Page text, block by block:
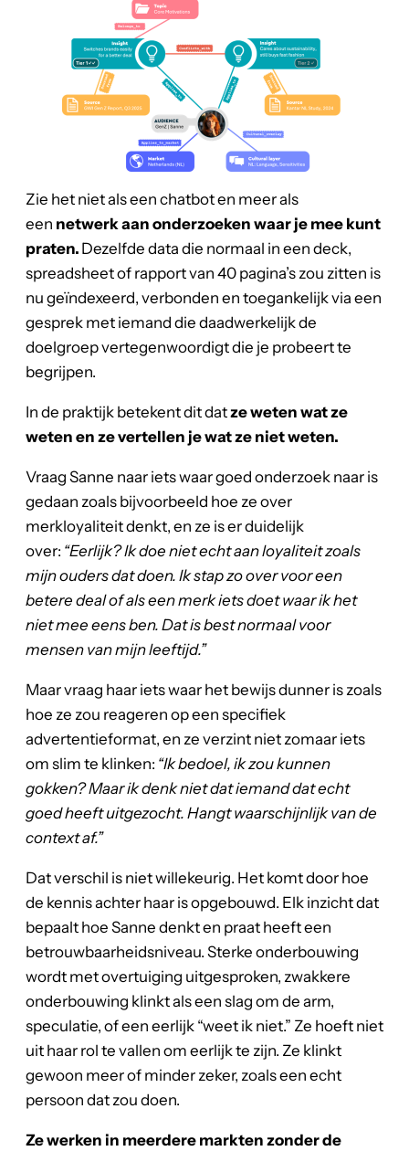
Zie het niet als een chatbot en meer als
een netwerk aan onderzoeken waar je mee kunt
praten. Dezelfde data die normaal in een deck,
spreadsheet of rapport van 40 pagina’s zou zitten is
nu geïndexeerd, verbonden en toegankelijk via een
gesprek met iemand die daadwerkelijk de
doelgroep vertegenwoordigt die je probeert te
begrijpen.
In de praktijk betekent dit datze weten wat ze
weten en ze vertellen je wat ze niet weten.
Vraag Sanne naar iets waar goed onderzoek naar is
gedaan zoals bijvoorbeeld hoe ze over
merkloyaliteit denkt, en ze is er duidelijk
over: “Eerlijk? Ik doe niet echt aan loyaliteit zoals
mijn ouders dat doen. Ik stap zo over voor een
betere deal of als een merk iets doet waar ik het
niet mee eens ben. Dat is best normaal voor
mensen van mijn leeftijd.”
Maar vraag haar iets waar het bewijs dunner is zoals
hoe ze zou reageren op een specifiek
advertentieformat, en ze verzint niet zomaar iets
om slim te klinken: “Ik bedoel, ik zou kunnen
gokken? Maar ik denk niet dat iemand dat echt
goed heeft uitgezocht. Hangt waarschijnlijk van de
context af.”
Dat verschil is niet willekeurig. Het komt door hoe
de kennis achter haar is opgebouwd. Elk inzicht dat
bepaalt hoe Sanne denkt en praat heeft een
betrouwbaarheidsniveau. Sterke onderbouwing
wordt met overtuiging uitgesproken, zwakkere
onderbouwing klinkt als een slag om de arm,
speculatie, of een eerlijk “weet ik niet.” Ze hoeft niet
uit haar rol te vallen om eerlijk te zijn. Ze klinkt
gewoon meer of minder zeker, zoals een echt
persoon dat zou doen.
Ze werken in meerdere markten zonder de